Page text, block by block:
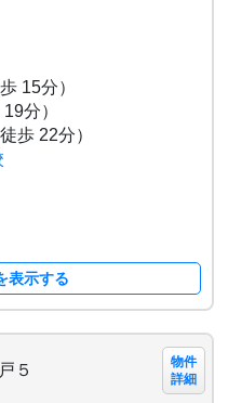
歩 15分）
19分）
徒歩 22分）
表示する
５
物件
詳細